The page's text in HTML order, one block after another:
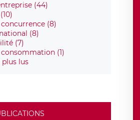
(44)
(8)
(8)
(7)
(1)
plus lus